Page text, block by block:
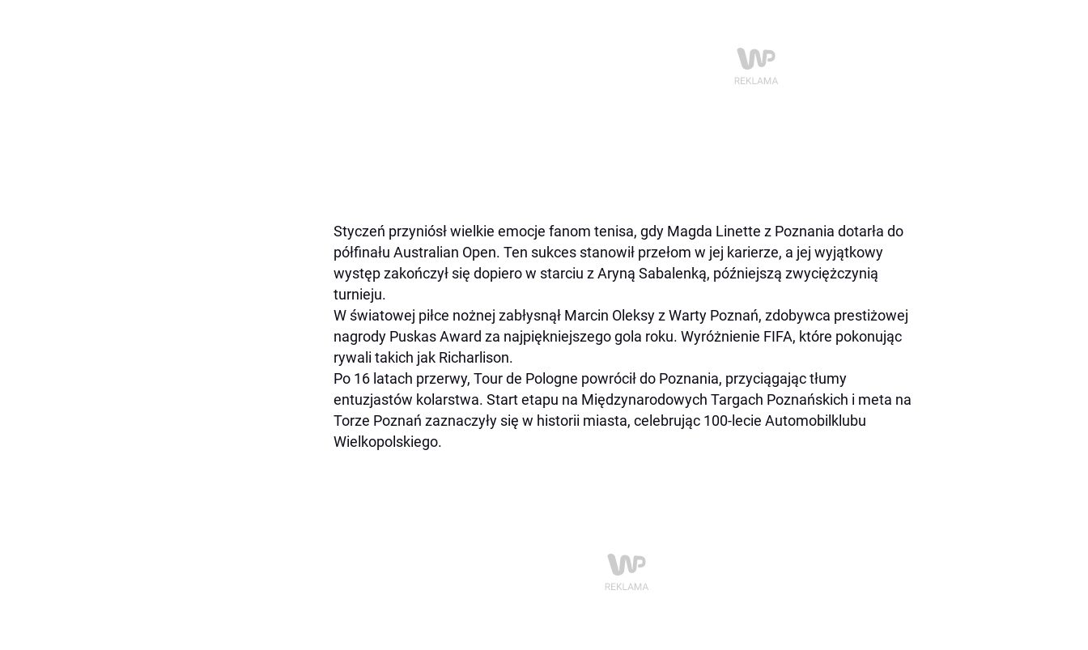
Styczeń przyniósł wielkie emocje fanom tenisa, gdy Magda Linette z Poznania dotarła do
półfinału Australian Open. Ten sukces stanowił przełom w jej karierze, a jej wyjątkowy
występ zakończył się dopiero w starciu z Aryną Sabalenką, późniejszą zwyciężczynią
turnieju.
W światowej piłce nożnej zabłysnął Marcin Oleksy z Warty Poznań, zdobywca prestiżowej
nagrody Puskas Award za najpiękniejszego gola roku. Wyróżnienie FIFA, które pokonując
rywali takich jak Richarlison.
Po 16 latach przerwy, Tour de Pologne powrócił do Poznania, przyciągając tłumy
entuzjastów kolarstwa. Start etapu na Międzynarodowych Targach Poznańskich i meta na
Torze Poznań zaznaczyły się w historii miasta, celebrując 100-lecie Automobilklubu
Wielkopolskiego.